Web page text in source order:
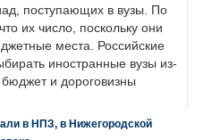
поступающих в вузы. По
их число, поскольку они
места. Российские
иностранные вузы из-
и дороговизны
в НПЗ, в Нижегородской